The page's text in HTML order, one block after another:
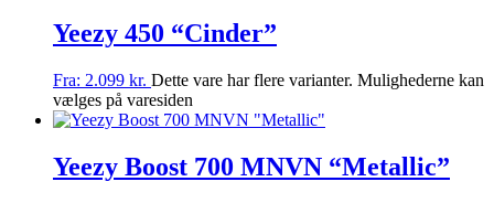
Yeezy 450 “Cinder”
Fra: 2.099 kr. Dette vare har flere varianter. Mulighederne kan
vælges på varesiden
Yeezy Boost 700 MNVN “Metallic”